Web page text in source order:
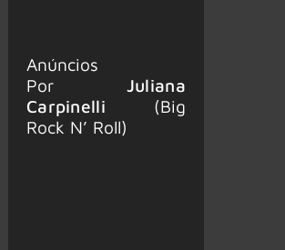
Anúncios
Por Juliana
Carpinelli (Big
Rock N’ Roll)